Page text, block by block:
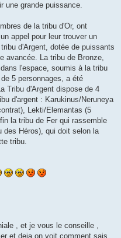
une grande puissance.
de la tribu d'Or, ont
appel pour leur trouver un
d'Argent, dotée de puissants
avancée. La tribu de Bronze,
l'espace, soumis à la tribu
5 personnages, a été
Tribu d'Argent dispose de 4
d'argent : Karukinus/Neruneya
Lekti/Elemantas (5
la tribu de Fer qui rassemble
des Héros), qui doit selon la
tribu.
, et je vous le conseille ,
et deja on voit comment sais